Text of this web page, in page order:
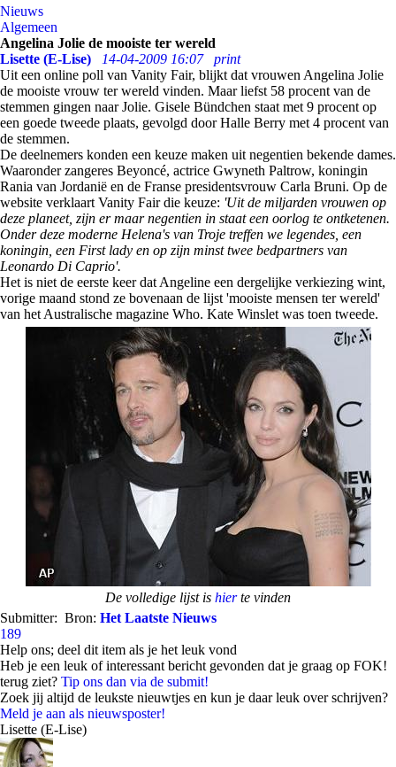
Nieuws
Algemeen
Angelina Jolie de mooiste ter wereld
Lisette (E-Lise)
14-04-2009 16:07
print
Uit een online poll van Vanity Fair, blijkt dat vrouwen Angelina Jolie
de mooiste vrouw ter wereld vinden. Maar liefst 58 procent van de
stemmen gingen naar Jolie. Gisele Bündchen staat met 9 procent op
een goede tweede plaats, gevolgd door Halle Berry met 4 procent van
de stemmen.
De deelnemers konden een keuze maken uit negentien bekende dames.
Waaronder zangeres Beyoncé, actrice Gwyneth Paltrow, koningin
Rania van Jordanië en de Franse presidentsvrouw Carla Bruni. Op de
website verklaart Vanity Fair die keuze: 'Uit de miljarden vrouwen op
deze planeet, zijn er maar negentien in staat een oorlog te ontketenen.
Onder deze moderne Helena's van Troje treffen we legendes, een
koningin, een First lady en op zijn minst twee bedpartners van
Leonardo Di Caprio'.
Het is niet de eerste keer dat Angeline een dergelijke verkiezing wint,
vorige maand stond ze bovenaan de lijst 'mooiste mensen ter wereld'
van het Australische magazine Who. Kate Winslet was toen tweede.
De volledige lijst is hierte vinden
Submitter: Bron: Het Laatste Nieuws
189
Help ons; deel dit item als je het leuk vond
Heb je een leuk of interessant bericht gevonden dat je graag op FOK!
terug ziet? Tip ons dan via de submit!
Zoek jij altijd de leukste nieuwtjes en kun je daar leuk over schrijven?
Meld je aan als nieuwsposter!
Lisette (E-Lise)